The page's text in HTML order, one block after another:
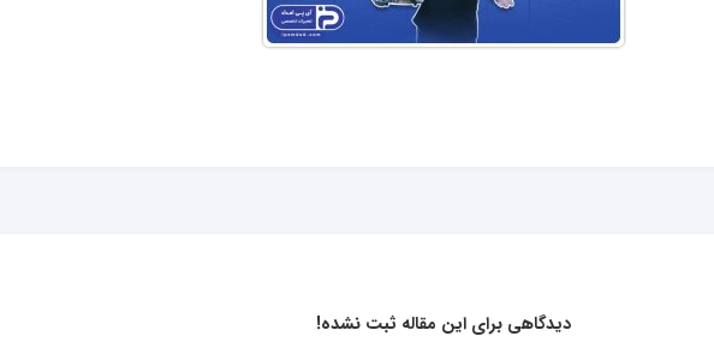
دیدگاهی برای این مقاله ثبت نشده!